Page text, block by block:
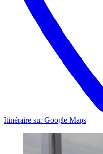
Itinéraire sur Google Maps